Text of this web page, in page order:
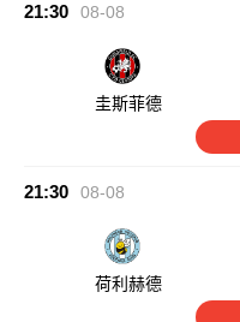
21:30 08-08
圭斯菲德
21:30 08-08
荷利赫德